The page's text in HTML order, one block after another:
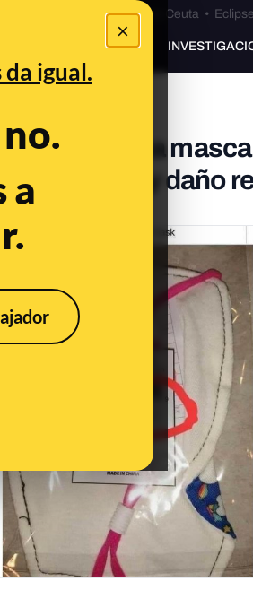
×
da igual.
a
Especial Ceuta•Bulos Ceuta • Eclipse
PREBUNKING
de una
Cáncer y daño